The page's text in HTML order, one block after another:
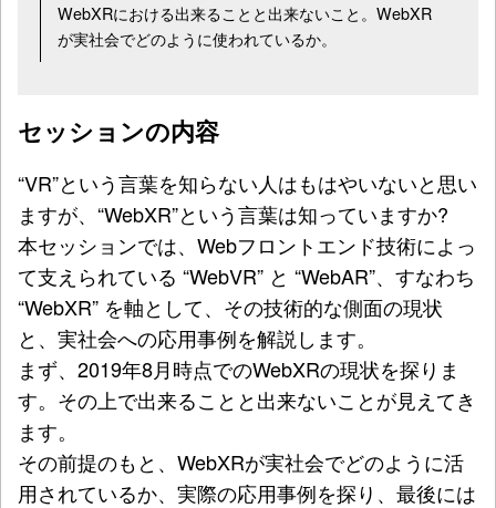
WebXRにおける出来ることと出来ないこと。WebXR
が実社会でどのように使われているか。
セッションの内容
“VR”という言葉を知らない人はもはやいないと思い
ますが、“WebXR”という言葉は知っていますか?
本セッションでは、Webフロントエンド技術によっ
て支えられている “WebVR” と “WebAR”、すなわち
“WebXR” を軸として、その技術的な側面の現状
と、実社会への応用事例を解説します。
まず、2019年8月時点でのWebXRの現状を探りま
す。その上で出来ることと出来ないことが見えてき
ます。
その前提のもと、WebXRが実社会でどのように活
用されているか、実際の応用事例を探り、最後には